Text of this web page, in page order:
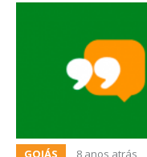
GOIÁS 8 anos atrás